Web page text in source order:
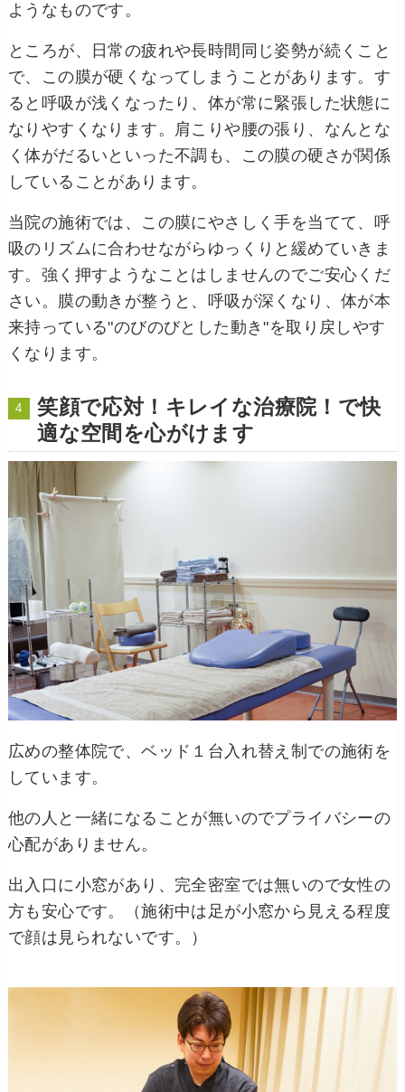
ようなものです。
ところが、日常の疲れや長時間同じ姿勢が続くこと
で、この膜が硬くなってしまうことがあります。す
ると呼吸が浅くなったり、体が常に緊張した状態に
なりやすくなります。肩こりや腰の張り、なんとな
く体がだるいといった不調も、この膜の硬さが関係
していることがあります。
当院の施術では、この膜にやさしく手を当てて、呼
吸のリズムに合わせながらゆっくりと緩めていきま
す。強く押すようなことはしませんのでご安心くだ
さい。膜の動きが整うと、呼吸が深くなり、体が本
来持っている"のびのびとした動き"を取り戻しやす
くなります。
笑顔で応対！キレイな治療院！で快
適な空間を心がけます
広めの整体院で、ベッド１台入れ替え制での施術を
しています。
他の人と一緒になることが無いのでプライバシーの
心配がありません。
出入口に小窓があり、完全密室では無いので女性の
方も安心です。（施術中は足が小窓から見える程度
で顔は見られないです。）